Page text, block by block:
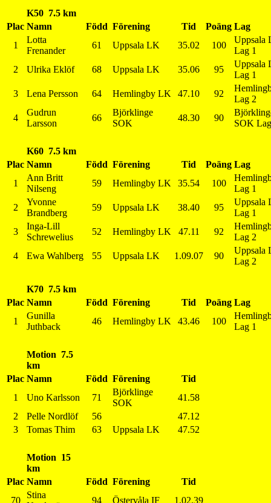
K50 7.5 km
Plac Namn Född Förening Tid Poäng Lag
1
Lotta
Frenander
61 Uppsala LK 35.02 100
Uppsala
Lag 1
2
Ulrika Eklöf 68 Uppsala LK 35.06 95
Uppsala
Lag 1
3
Lena Persson 64 Hemlingby LK 47.10 92
Lag 2
4
Gudrun
Larsson
66
Björklinge
SOK
48.30 90
SOK
K60 7.5 km
Plac Namn Född Förening Tid Poäng Lag
1
Ann Britt
Nilseng
59 Hemlingby LK 35.54 100
Lag 1
2
Yvonne
Brandberg
59 Uppsala LK 38.40 95
Uppsala
Lag 1
3
Inga-Lill
Schrewelius
52 Hemlingby LK 47.11 92
Lag 2
4
Ewa Wahlberg 55 Uppsala LK 1.09.07 90
Uppsala
Lag 2
K70 7.5 km
Plac Namn Född Förening Tid Poäng Lag
1
Gunilla
Juthback
46 Hemlingby LK 43.46 100
Lag 1
Motion 7.5
km
Plac Namn Född Förening
Tid
1
Uno Karlsson 71
Björklinge
SOK
41.58
2
Pelle Nordlöf 56
47.12
3
Tomas Thim 63 Uppsala LK 47.52
Motion 15
km
Plac Namn Född Förening
Tid
70
Stina
94 Östervåla IF 1.02.39